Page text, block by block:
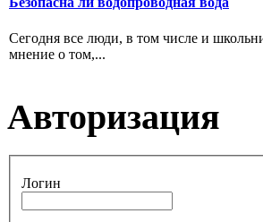
Сегодня все люди, в том числе и
мнение о том,...
Авторизация
Логин